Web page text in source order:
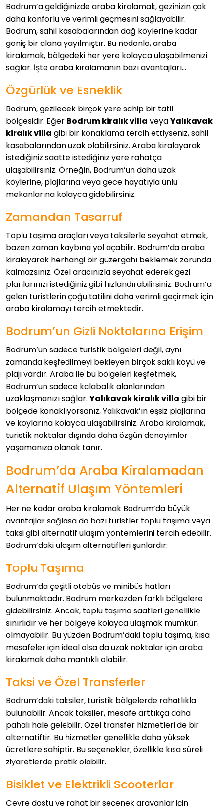
Bodrum’a geldiğinizde araba kiralamak, gezinizin çok
daha konforlu ve verimli geçmesini sağlayabilir.
Bodrum, sahil kasabalarından dağ köylerine kadar
geniş bir alana yayılmıştır. Bu nedenle, araba
kiralamak, bölgedeki her yere kolayca ulaşabilmenizi
sağlar. İşte araba kiralamanın bazı avantajları…
Özgürlük ve Esneklik
Bodrum, gezilecek birçok yere sahip bir tatil
bölgesidir. Eğer Bodrum kiralık villa veyaYalıkavak
kiralık villa gibi bir konaklama tercih ettiyseniz, sahil
kasabalarından uzak olabilirsiniz. Araba kiralayarak
istediğiniz saatte istediğiniz yere rahatça
ulaşabilirsiniz. Örneğin, Bodrum’un daha uzak
köylerine, plajlarına veya gece hayatıyla ünlü
mekanlarına kolayca gidebilirsiniz.
Zamandan Tasarruf
Toplu taşıma araçları veya taksilerle seyahat etmek,
bazen zaman kaybına yol açabilir. Bodrum’da araba
kiralayarak herhangi bir güzergahı beklemek zorunda
kalmazsınız. Özel aracınızla seyahat ederek gezi
planlarınızı istediğiniz gibi hızlandırabilirsiniz. Bodrum’a
gelen turistlerin çoğu tatilini daha verimli geçirmek için
araba kiralamayı tercih etmektedir.
Bodrum’un Gizli Noktalarına Erişim
Bodrum’un sadece turistik bölgeleri değil, aynı
zamanda keşfedilmeyi bekleyen birçok saklı köyü ve
plajı vardır. Araba ile bu bölgeleri keşfetmek,
Bodrum’un sadece kalabalık alanlarından
uzaklaşmanızı sağlar. Yalıkavak kiralık villa gibi bir
bölgede konaklıyorsanız, Yalıkavak’ın eşsiz plajlarına
ve koylarına kolayca ulaşabilirsiniz. Araba kiralamak,
turistik noktalar dışında daha özgün deneyimler
yaşamanıza olanak tanır.
Bodrum’da Araba Kiralamadan
Alternatif Ulaşım Yöntemleri
Her ne kadar araba kiralamak Bodrum’da büyük
avantajlar sağlasa da bazı turistler toplu taşıma veya
taksi gibi alternatif ulaşım yöntemlerini tercih edebilir.
Bodrum’daki ulaşım alternatifleri şunlardır:
Toplu Taşıma
Bodrum’da çeşitli otobüs ve minibüs hatları
bulunmaktadır. Bodrum merkezden farklı bölgelere
gidebilirsiniz. Ancak, toplu taşıma saatleri genellikle
sınırlıdır ve her bölgeye kolayca ulaşmak mümkün
olmayabilir. Bu yüzden Bodrum’daki toplu taşıma, kısa
mesafeler için ideal olsa da uzak noktalar için araba
kiralamak daha mantıklı olabilir.
Taksi ve Özel Transferler
Bodrum’daki taksiler, turistik bölgelerde rahatlıkla
bulunabilir. Ancak taksiler, mesafe arttıkça daha
pahalı hale gelebilir. Özel transfer hizmetleri de bir
alternatiftir. Bu hizmetler genellikle daha yüksek
ücretlere sahiptir. Bu seçenekler, özellikle kısa süreli
ziyaretlerde pratik olabilir.
Bisiklet ve Elektrikli Scooterlar
Çevre dostu ve rahat bir seçenek arayanlar için